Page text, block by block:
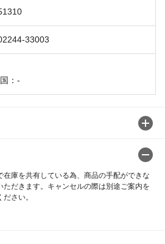
33003
：-
庫を共有している為、商品の手配ができな
ただきます。キャンセルの際は別途ご案内を
さい。